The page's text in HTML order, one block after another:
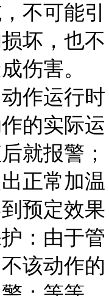
不可能引
坏，也不
伤害。
作运行时
的实际运
就报警；
正常加温
预定效果
：由于管
该动作的